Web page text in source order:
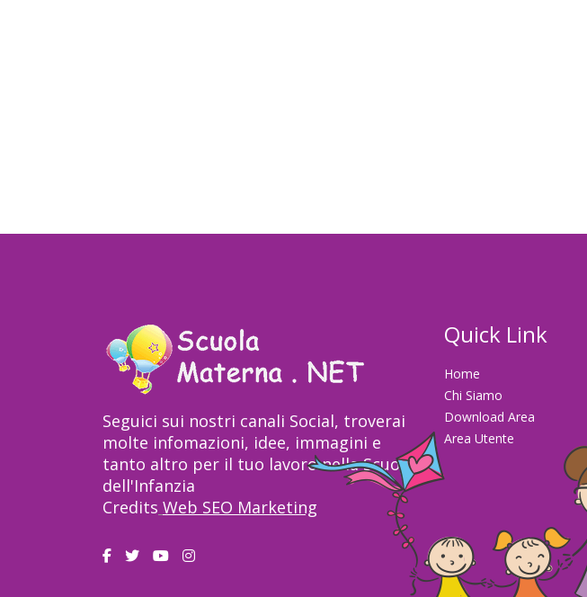
Seguici sui nostri canali Social, troverai
molte infomazioni, idee, immagini e
tanto altro per il tuo lavoro nella Scuola
dell'Infanzia
Credits Web SEO Marketing
Quick Link
Home
Chi Siamo
Download Area
Area Utente